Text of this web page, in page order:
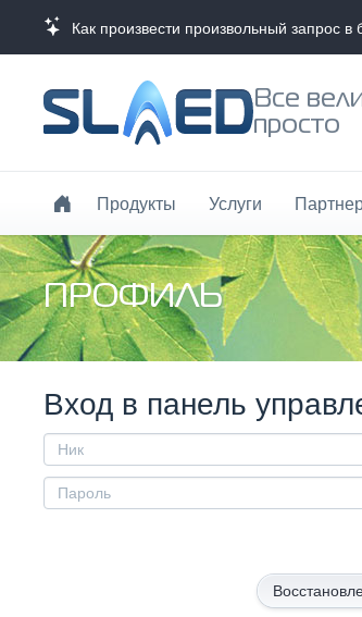
Как произвести произвольный запрос
Все
просто
Продукты Услуги
ПРОФИЛЬ
Вход в панель